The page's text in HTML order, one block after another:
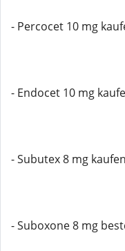
- Percocet 10 mg
- Endocet 10 mg
- Subutex 8 mg kaufen
- Suboxone 8 mg